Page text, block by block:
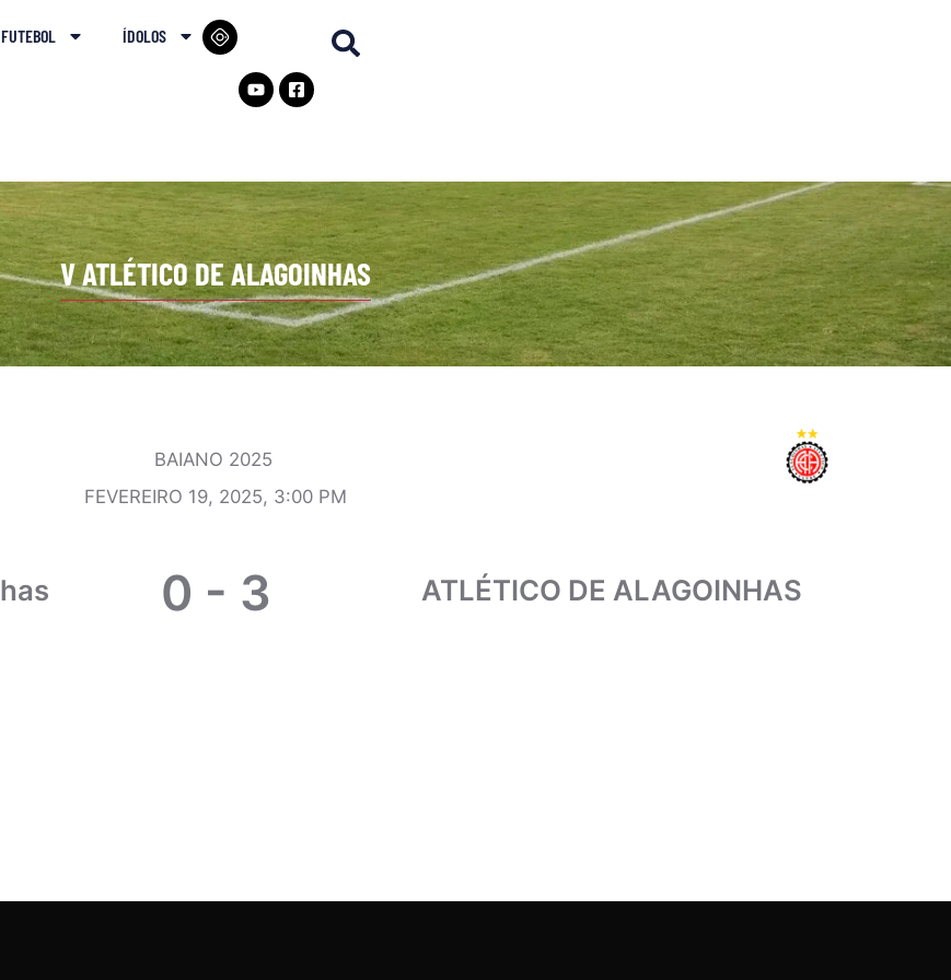
FUTEBOL ÍDOLOS
V ATLÉTICO DE ALAGOINHAS
BAIANO 2025
FEVEREIRO 19, 2025, 3:00 PM
0 - 3 ATLÉTICO DE ALAGOINHAS